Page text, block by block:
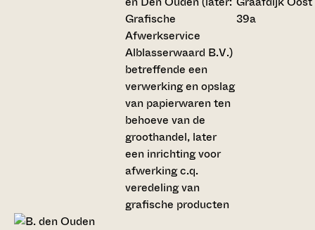
Grafische
Afwerkservice
Alblasserwaard B.V.)
betreffende een
verwerking en opslag
van papierwaren ten
behoeve van de
groothandel, later
een inrichting voor
afwerking c.q.
veredeling van
grafische producten
39a